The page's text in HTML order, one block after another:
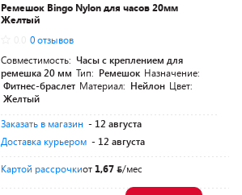
Ремешок Bingo Nylon для часов 20мм
Желтый
0 отзывов
Совместимость: Часы с креплением для
ремешка 20 мм Тип: Ремешок Назначение:
Фитнес-браслет Материал: Нейлон Цвет:
Желтый
Заказать в магазин - 12 августа
Доставка курьером - 12 августа
Картой рассрочкиот 1,67 /мес